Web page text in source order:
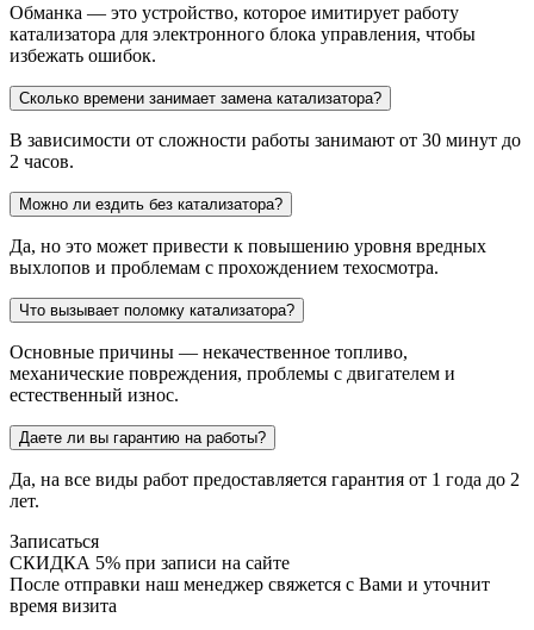
Обманка — это устройство, которое имитирует работу
катализатора для электронного блока управления, чтобы
избежать ошибок.
Сколько времени занимает замена катализатора?
В зависимости от сложности работы занимают от 30 минут до
2 часов.
Можно ли ездить без катализатора?
Да, но это может привести к повышению уровня вредных
выхлопов и проблемам с прохождением техосмотра.
Что вызывает поломку катализатора?
Основные причины — некачественное топливо,
механические повреждения, проблемы с двигателем и
естественный износ.
Даете ли вы гарантию на работы?
Да, на все виды работ предоставляется гарантия от 1 года до 2
лет.
Записаться
СКИДКА 5% при записи на сайте
После отправки наш менеджер свяжется с Вами и уточнит
время визита